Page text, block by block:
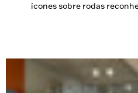
ícones sobre rodas